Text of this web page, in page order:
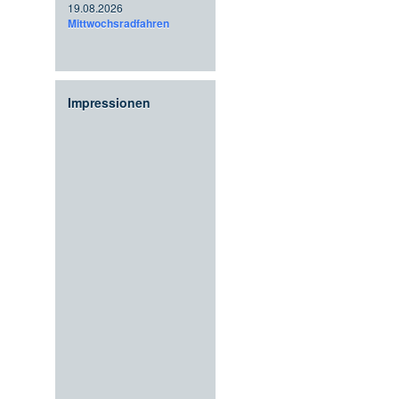
19.08.2026
Mittwochsradfahren
Impressionen